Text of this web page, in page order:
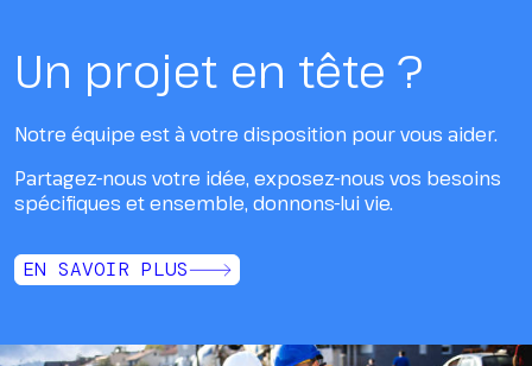
Un projet en tête ?
Notre équipe est à votre disposition pour vous aider.
Partagez-nous votre idée, exposez-nous vos besoins
spécifiques et ensemble, donnons-lui vie.
EN SAVOIR PLUS